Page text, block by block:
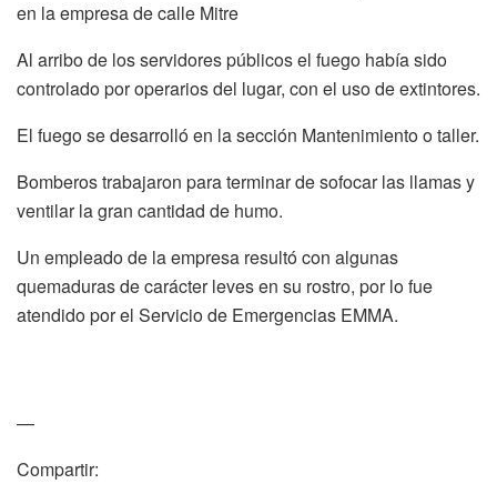
en la empresa de calle Mitre
Al arribo de los servidores públicos el fuego había sido
controlado por operarios del lugar, con el uso de extintores.
El fuego se desarrolló en la sección Mantenimiento o taller.
Bomberos trabajaron para terminar de sofocar las llamas y
ventilar la gran cantidad de humo.
Un empleado de la empresa resultó con algunas
quemaduras de carácter leves en su rostro, por lo fue
atendido por el Servicio de Emergencias EMMA.
—
Compartir: